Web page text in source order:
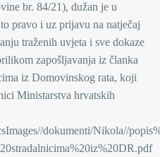
br. 84/21), dužan je u
pravo i uz prijavu na natječaj
traženih uvjeta i sve dokaze
zapošljavanja iz članka
iz Domovinskog rata, koji
Ministarstva hrvatskih
dokumenti/Nikola//